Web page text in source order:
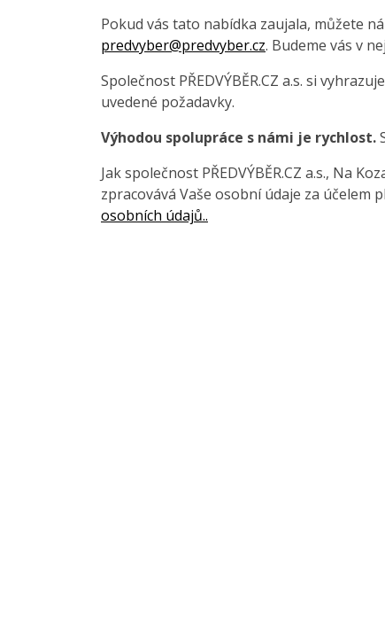
Pokud vás tato nabídka zaujala, můžete
predvyber@predvyber.cz. Budeme vás v
Společnost PŘEDVÝBĚR.CZ a.s. si
uvedené požadavky.
Výhodou spolupráce s námi je rychlost.
Jak společnost PŘEDVÝBĚR.CZ a.s., Na
zpracovává Vaše osobní údaje za účelem
osobních údajů..